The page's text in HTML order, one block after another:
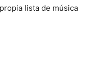
lista de música